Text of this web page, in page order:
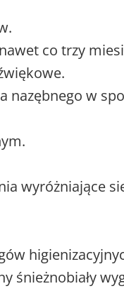
co trzy
w
wyróżniające
śnieżnobiały